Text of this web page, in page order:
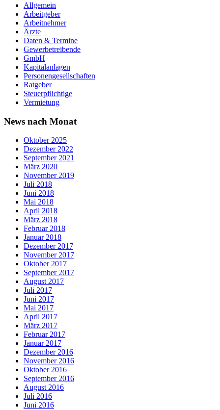
Allgemein
Arbeitgeber
Arbeitnehmer
Ärzte
Daten & Termine
Gewerbetreibende
GmbH
Kapitalanlagen
Personengesellschaften
Ratgeber
Steuerpflichtige
Vermietung
News nach Monat
Oktober 2025
Dezember 2022
September 2021
März 2020
November 2019
Juli 2018
Juni 2018
Mai 2018
April 2018
März 2018
Februar 2018
Januar 2018
Dezember 2017
November 2017
Oktober 2017
September 2017
August 2017
Juli 2017
Juni 2017
Mai 2017
April 2017
März 2017
Februar 2017
Januar 2017
Dezember 2016
November 2016
Oktober 2016
September 2016
August 2016
Juli 2016
Juni 2016